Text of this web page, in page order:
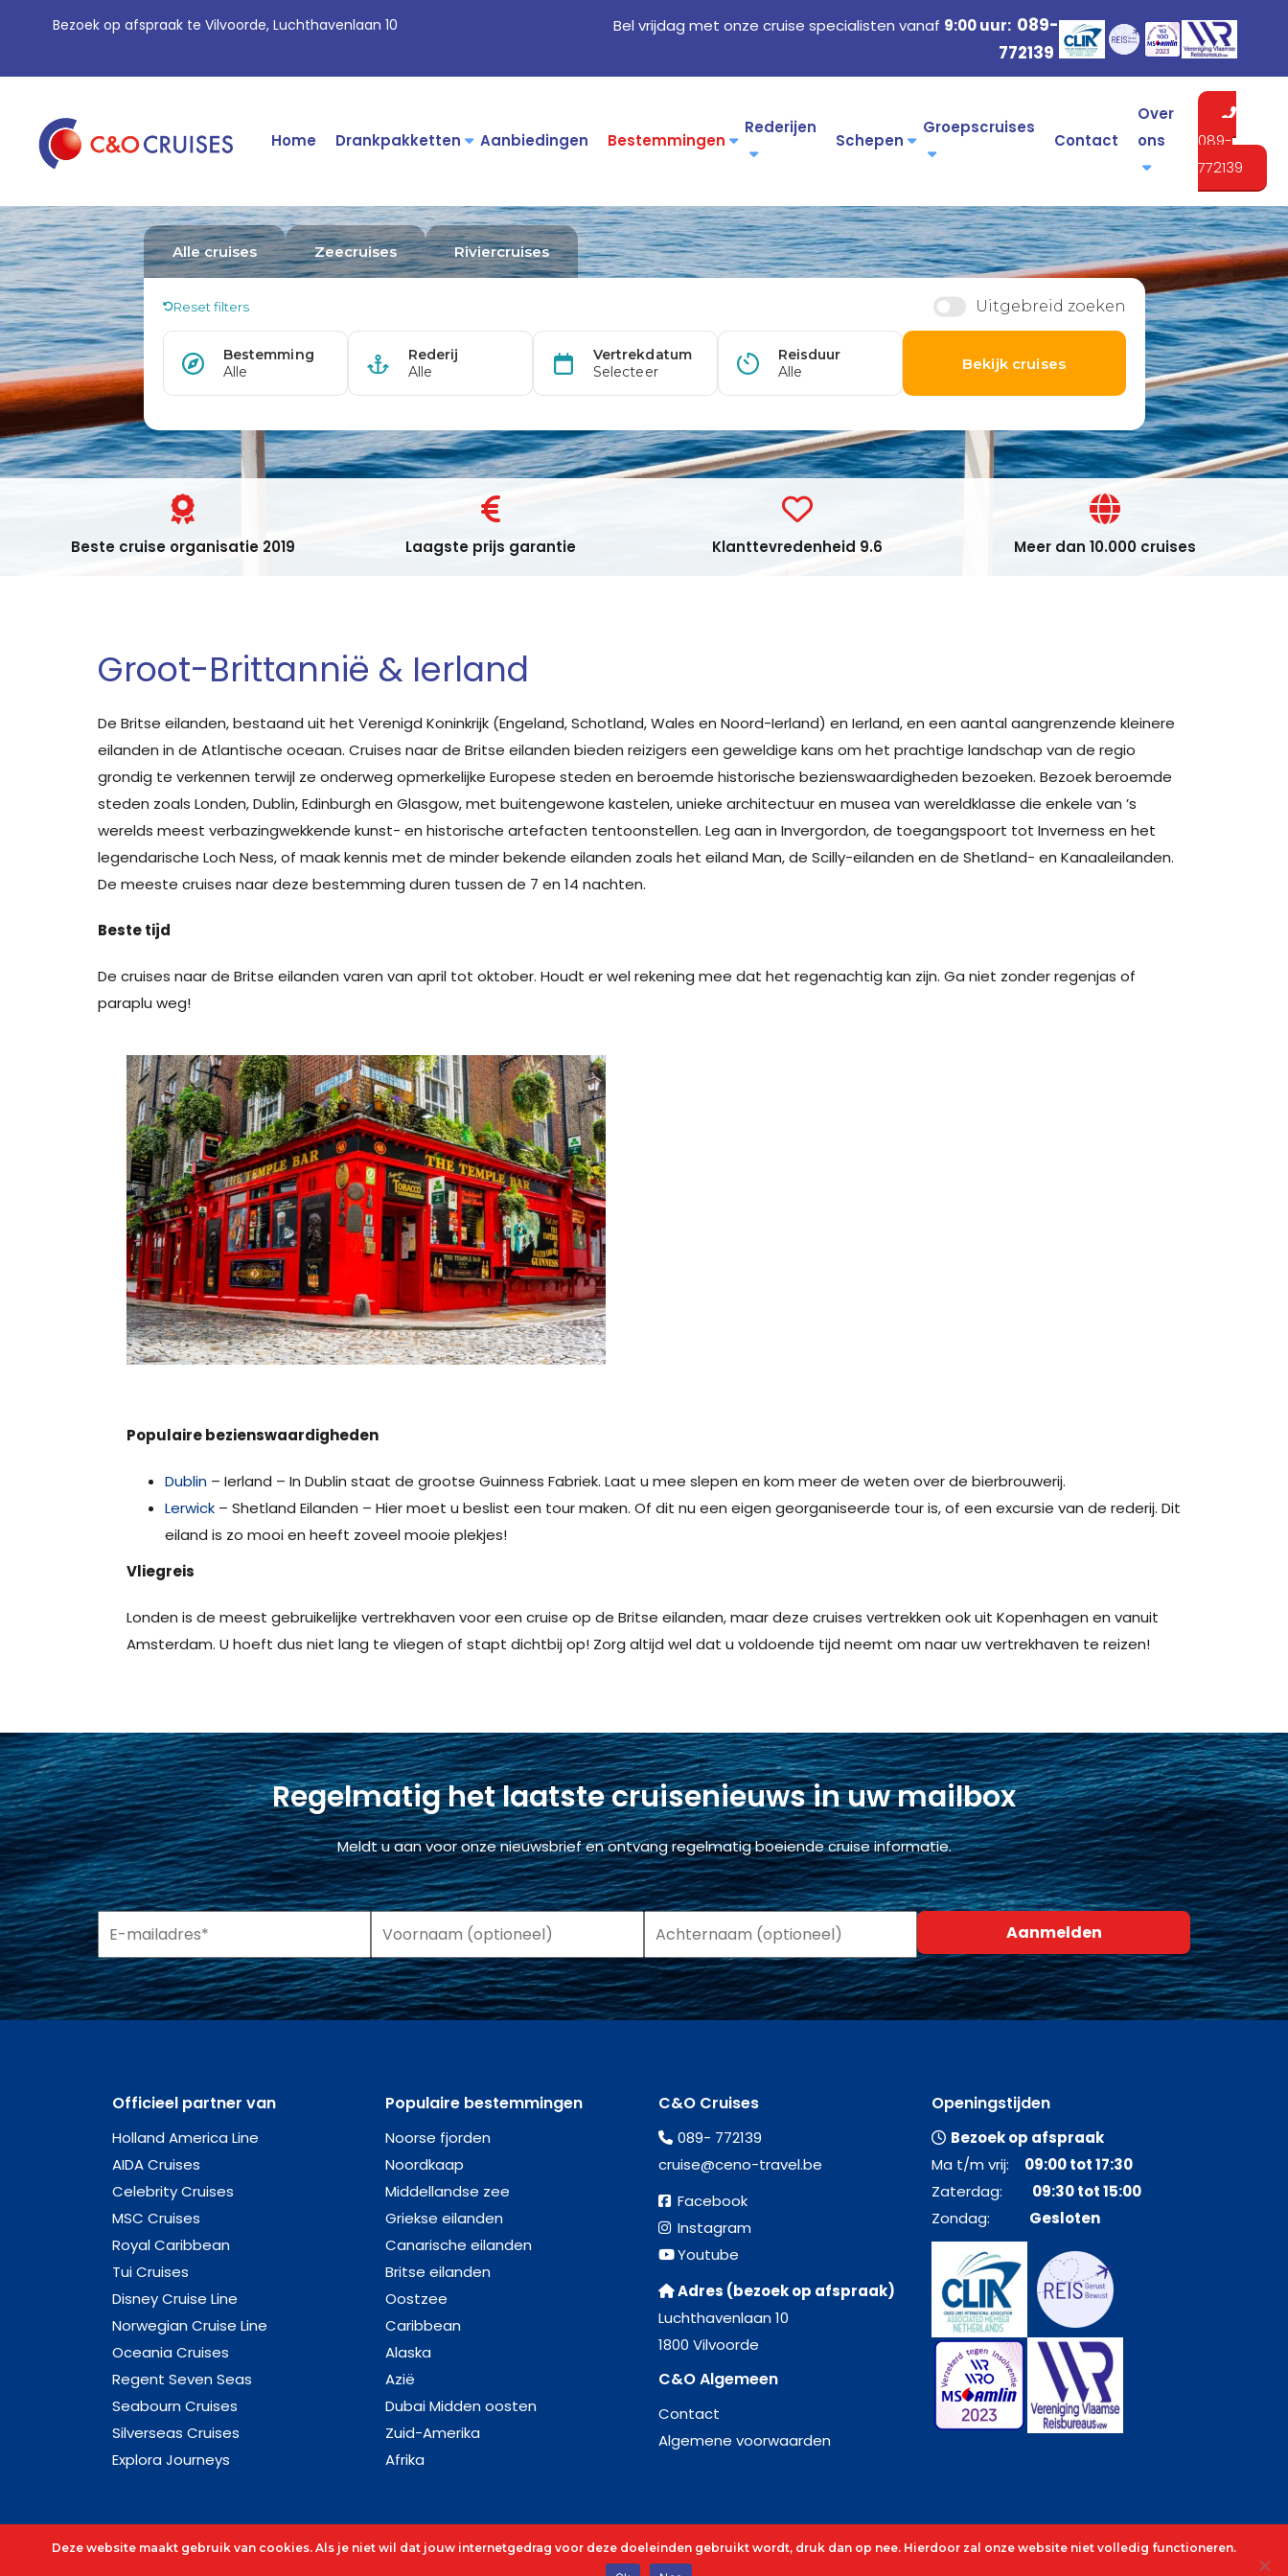
Bezoek op afspraak te Vilvoorde, Luchthavenlaan 10 Bel vrijdag met onze cruise specialisten vanaf 9:00 uur: 089-
772139
Home Drankpakketten Aanbiedingen Bestemmingen
Rederijen
Schepen
Groepscruises
Contact
Over
ons
089-
772139
Beste cruise organisatie 2019 Laagste prijs garantie Klanttevredenheid 9.6 Meer dan 10.000 cruises
Groot-Brittannië & Ierland
De Britse eilanden, bestaand uit het Verenigd Koninkrijk (Engeland, Schotland, Wales en Noord-Ierland) en Ierland, en een aantal aangrenzende kleinere
eilanden in de Atlantische oceaan. Cruises naar de Britse eilanden bieden reizigers een geweldige kans om het prachtige landschap van de regio
grondig te verkennen terwijl ze onderweg opmerkelijke Europese steden en beroemde historische bezienswaardigheden bezoeken. Bezoek beroemde
steden zoals Londen, Dublin, Edinburgh en Glasgow, met buitengewone kastelen, unieke architectuur en musea van wereldklasse die enkele van ’s
werelds meest verbazingwekkende kunst- en historische artefacten tentoonstellen. Leg aan in Invergordon, de toegangspoort tot Inverness en het
legendarische Loch Ness, of maak kennis met de minder bekende eilanden zoals het eiland Man, de Scilly-eilanden en de Shetland- en Kanaaleilanden.
De meeste cruises naar deze bestemming duren tussen de 7 en 14 nachten.
Beste tijd
De cruises naar de Britse eilanden varen van april tot oktober. Houdt er wel rekening mee dat het regenachtig kan zijn. Ga niet zonder regenjas of
paraplu weg!
Populaire bezienswaardigheden
Dublin – Ierland – In Dublin staat de grootse Guinness Fabriek. Laat u mee slepen en kom meer de weten over de bierbrouwerij.
Lerwick – Shetland Eilanden – Hier moet u beslist een tour maken. Of dit nu een eigen georganiseerde tour is, of een excursie van de rederij. Dit
eiland is zo mooi en heeft zoveel mooie plekjes!
Vliegreis
Londen is de meest gebruikelijke vertrekhaven voor een cruise op de Britse eilanden, maar deze cruises vertrekken ook uit Kopenhagen en vanuit
Amsterdam. U hoeft dus niet lang te vliegen of stapt dichtbij op! Zorg altijd wel dat u voldoende tijd neemt om naar uw vertrekhaven te reizen!
Regelmatig het laatste cruisenieuws in uw mailbox
Meldt u aan voor onze nieuwsbrief en ontvang regelmatig boeiende cruise informatie.
Officieel partner van
Holland America Line
AIDA Cruises
Celebrity Cruises
MSC Cruises
Royal Caribbean
Tui Cruises
Disney Cruise Line
Norwegian Cruise Line
Oceania Cruises
Regent Seven Seas
Seabourn Cruises
Silverseas Cruises
Explora Journeys
Populaire bestemmingen
Noorse fjorden
Noordkaap
Middellandse zee
Griekse eilanden
Canarische eilanden
Britse eilanden
Oostzee
Caribbean
Alaska
Azië
Dubai Midden oosten
Zuid-Amerika
Afrika
C&O Cruises
089- 772139
cruise@ceno-travel.be
Facebook
Instagram
Youtube
Adres (bezoek op afspraak)
Luchthavenlaan 10
1800 Vilvoorde
C&O Algemeen
Contact
Algemene voorwaarden
Openingstijden
Bezoek op afspraak
Ma t/m vrij: 09:00 tot 17:30
Zaterdag: 09:30 tot 15:00
Zondag: Gesloten
Deze website maakt gebruik van cookies. Als je niet wil dat jouw internetgedrag voor deze doeleinden gebruikt wordt, druk dan op nee. Hierdoor zal onze website niet volledig functioneren.